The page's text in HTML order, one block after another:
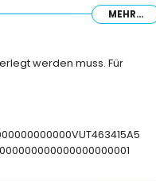
MEHR...
werden muss. Für